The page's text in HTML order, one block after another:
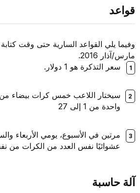
قواعد
مارس/آذار 2016.
سعر التذكرة هو 1 دولار.
واحدة من 1 إلى 27
مرتين في الأسبوع، يومي الأربعاء
عشوائيًا نفس العدد من الكرات من
آلة حاسبة